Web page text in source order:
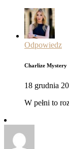
Odpowiedz
Charlize Mystery
18 grudnia
W pełni to